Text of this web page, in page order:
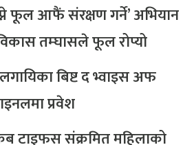
फूल आफैं संरक्षण गर्ने’ अभियान
तम्घासले फूल रोप्यो
बिष्ट द भ्वाइस अफ
प्रवेश
टाइफस संक्रमित महिलाको